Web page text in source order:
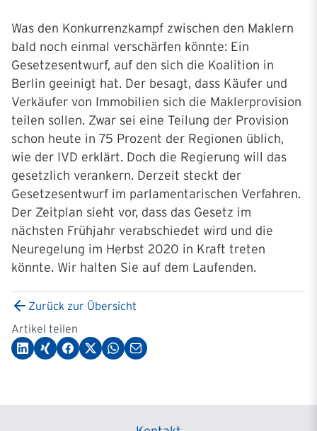
Was den Konkurrenzkampf zwischen den Maklern
bald noch einmal verschärfen könnte: Ein
Gesetzesentwurf, auf den sich die Koalition in
Berlin geeinigt hat. Der besagt, dass Käufer und
Verkäufer von Immobilien sich die Maklerprovision
teilen sollen. Zwar sei eine Teilung der Provision
schon heute in 75 Prozent der Regionen üblich,
wie der IVD erklärt. Doch die Regierung will das
gesetzlich verankern. Derzeit steckt der
Gesetzesentwurf im parlamentarischen Verfahren.
Der Zeitplan sieht vor, dass das Gesetz im
nächsten Frühjahr verabschiedet wird und die
Neuregelung im Herbst 2020 in Kraft treten
könnte. Wir halten Sie auf dem Laufenden.
Zurück zur Übersicht
Artikel teilen